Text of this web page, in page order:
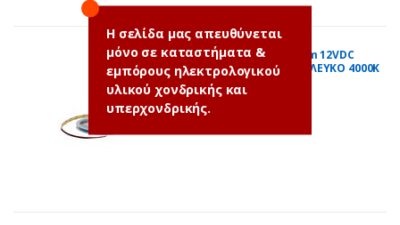
ΤΑΙΝΙΑ COB LED 5m 12VDC
14W/m 480LED/m ΛΕΥΚΟ 4000K
IP20
Κωδικός: 30-45141
Η σελίδα μας απευθύνεται
μόνο σε καταστήματα &
εμπόρους ηλεκτρολογικού
υλικού χονδρικής και
υπερχονδρικής.